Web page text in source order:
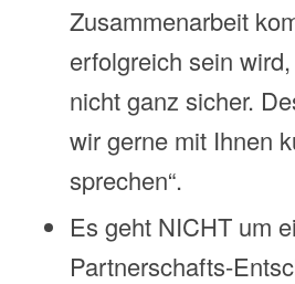
Zusammenarbeit
erfolgreich sein
nicht ganz sicher.
wir gerne mit Ihnen
sprechen“.
Es geht NICHT um
Partnerschafts-